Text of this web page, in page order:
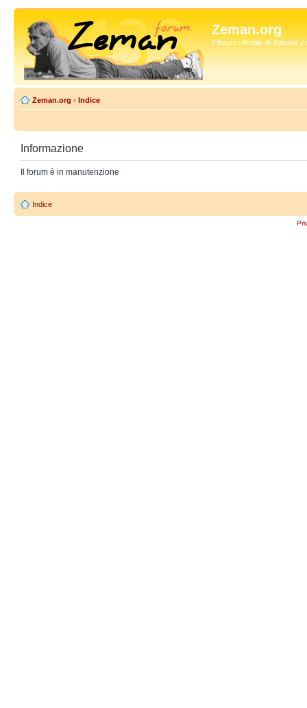
Zeman.org
Il forum ufficiale di Zdenek
Zeman.org ‹ Indice
Informazione
Il forum è in manutenzione
Indice